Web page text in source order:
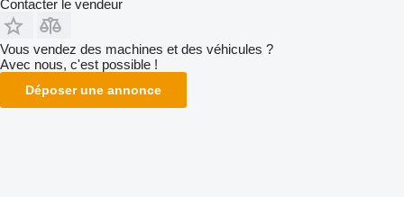
Contacter le vendeur
Vous vendez des machines et des véhicules ?
Avec nous, c'est possible !
Déposer une annonce